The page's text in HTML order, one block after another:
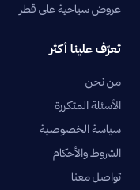
عروض سياحية على قطر
تعرّف علينا أكثر
من نحن
الأسئلة المتكررة
سياسة الخصوصية
الشروط والأحكام
تواصل معنا